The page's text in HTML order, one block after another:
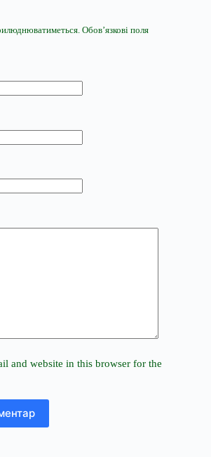
Обов’язкові поля
and website in this browser for the